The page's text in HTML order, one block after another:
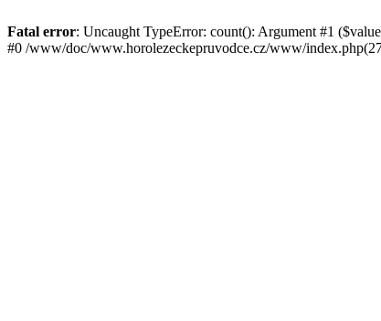
Fatal error: Uncaught TypeError: count(): Argument #1
#0 /www/doc/www.horolezeckepruvodce.cz/www/